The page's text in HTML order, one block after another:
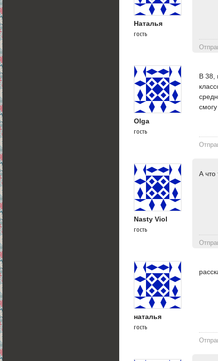
Наталья
гость
Olga
гость
В 38,
Nasty Viol
гость
А что
наталья
гость